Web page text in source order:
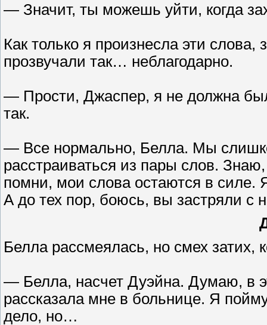
— Значит, ты можешь уйти, когда
Как только я произнесла эти слова,
прозвучали так… неблагодарно.
— Прости, Джаспер, я не должна
так.
— Все нормально, Белла. Мы
расстраиваться из пары слов.
помни, мои слова остаются в силе.
А до тех пор, боюсь, вы застряли с
Белла рассмеялась, но смех затих,
— Белла, насчет Дуэйна. Думаю, в
рассказала мне в больнице. Я
дело, но…